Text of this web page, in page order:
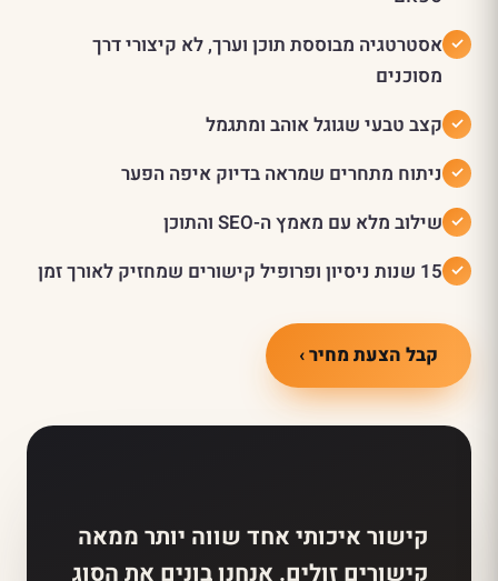
אסטרטגיה מבוססת תוכן וערך, לא קיצורי דרך
מסוכנים
קצב טבעי שגוגל אוהב ומתגמל
ניתוח מתחרים שמראה בדיוק איפה הפער
שילוב מלא עם מאמץ ה-SEO והתוכן
15 שנות ניסיון ופרופיל קישורים שמחזיק לאורך זמן
קבל הצעת מחיר ›
קישור איכותי אחד שווה יותר ממאה
קישורים זולים. אנחנו בונים את הסוג